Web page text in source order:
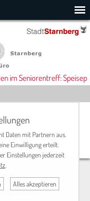
im Seniorentreff:
Impressum
Daten mit Partnern aus.
Einwilligung erteilt.
Einstellungen jederzeit
Alles akzeptieren